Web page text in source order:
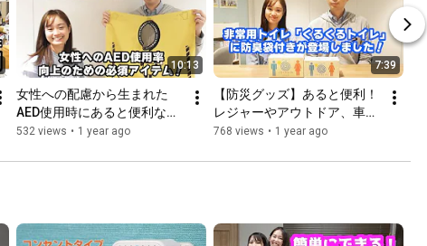
10:13
女性への配慮から生まれた
AED使用時にあると便利なア
イテム！「まもるまる」（命
護用シート）
532 views • 1 year ago
7:39
【防災グッズ】あると便利！
レジャーやアウトドア、車の
中にも！防臭袋付きの非常用
紹介！！
768 views • 1 year ago